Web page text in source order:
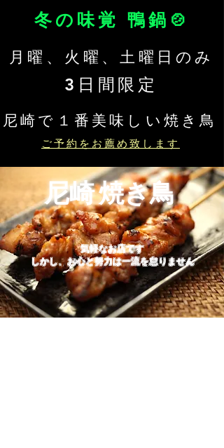
冬の味覚 鴨鍋🍲
​月曜、火曜、土曜日のみ
3日間限定
​尼崎で１番美味しい焼き鳥
ご予約をお薦め致します
尼崎 焼き鳥
気軽なお店です
​しかし、お心と努力は一流を怠りません